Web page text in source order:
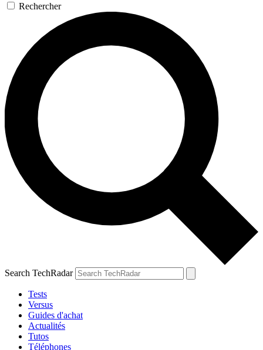
Rechercher
Search TechRadar
Tests
Versus
Guides d'achat
Actualités
Tutos
Téléphones